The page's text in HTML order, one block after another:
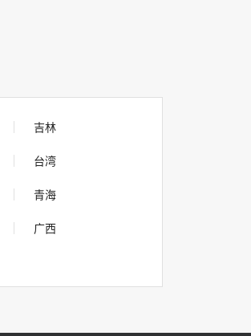
吉林
台湾
青海
广西